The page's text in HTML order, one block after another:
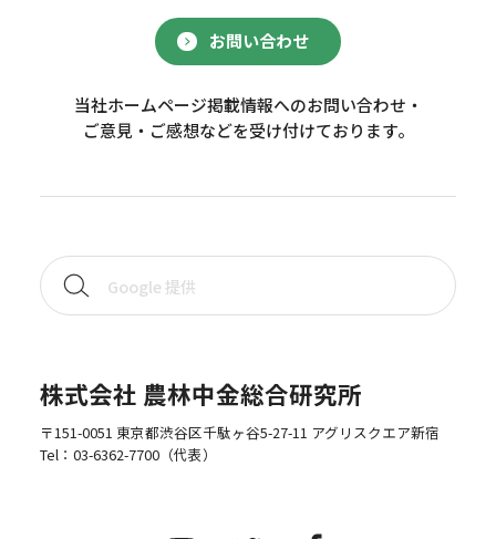
お問い合わせ
当社ホームページ掲載情報へのお問い合わせ・
ご意見・ご感想などを受け付けております。
株式会社 農林中金総合研究所
〒151-0051 東京都渋谷区千駄ヶ谷5-27-11 アグリスクエア新宿
Tel： 03-6362-7700（代表）